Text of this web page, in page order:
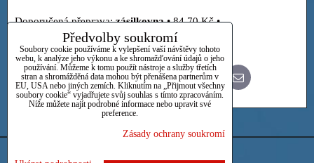
zásilkovna•84,70 Kč •
Osobně
FacebookTwitter BlueskyPinterestReddit LinkedInWhatsApp
E-
mail
Předvolby soukromí
Soubory cookie používáme k vylepšení vaší návštěvy tohoto
webu, k analýze jeho výkonu a ke shromažďování údajů o jeho
používání. Můžeme k tomu použít nástroje a služby třetích
stran a shromážděná data mohou být přenášena partnerům v
EU, USA nebo jiných zemích. Kliknutím na „Přijmout všechny
soubory cookie“ vyjadřujete svůj souhlas s tímto zpracováním.
Níže můžete najít podrobné informace nebo upravit své
preference.
Zásady ochrany soukromí